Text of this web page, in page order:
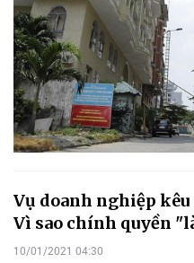
Vụ doanh nghiệp
Vì sao chính quyền
10/01/2021 04:30